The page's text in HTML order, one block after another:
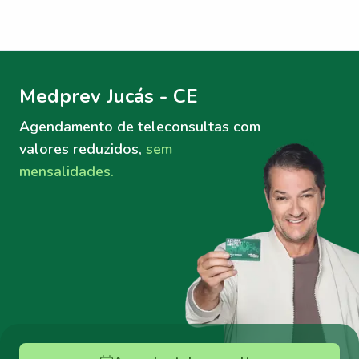
Medprev Jucás - CE
Agendamento de teleconsultas com
valores reduzidos, sem
mensalidades.